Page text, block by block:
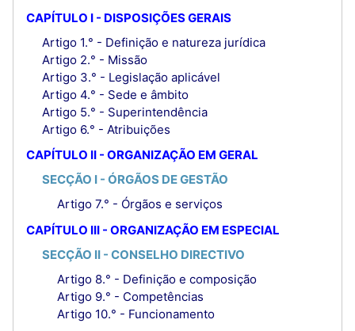
CAPÍTULO I - DISPOSIÇÕES GERAIS
Artigo 1.° - Definição e natureza jurídica
Artigo 2.° - Missão
Artigo 3.° - Legislação aplicável
Artigo 4.° - Sede e âmbito
Artigo 5.° - Superintendência
Artigo 6.° - Atribuições
CAPÍTULO II - ORGANIZAÇÃO EM GERAL
SECÇÃO I - ÓRGÃOS DE GESTÃO
Artigo 7.° - Órgãos e serviços
CAPÍTULO III - ORGANIZAÇÃO EM ESPECIAL
SECÇÃO II - CONSELHO DIRECTIVO
Artigo 8.° - Definição e composição
Artigo 9.° - Competências
Artigo 10.° - Funcionamento